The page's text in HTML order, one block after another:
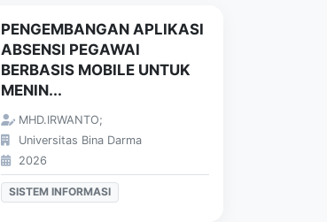
PENGEMBANGAN APLIKASI
ABSENSI PEGAWAI
BERBASIS MOBILE UNTUK
MENIN...
MHD.IRWANTO;
Universitas Bina Darma
2026
SISTEM INFORMASI